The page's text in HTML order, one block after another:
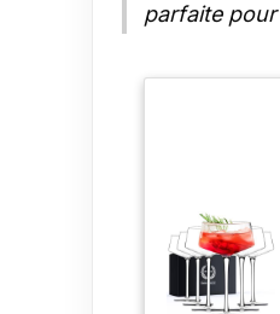
parfaite